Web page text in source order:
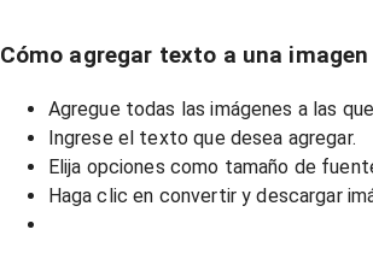
Cómo agregar texto a una imagen
Agregue todas las imágenes a las
Ingrese el texto que desea agregar.
Elija opciones como tamaño de
Haga clic en convertir y descargar